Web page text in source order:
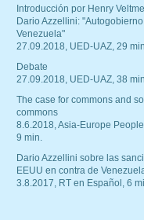
Introducción por Henry
Dario Azzellini:
Venezuela"
27.09.2018, UED-UAZ, 29
Debate
27.09.2018, UED-UAZ, 38
The case for commons and
commons
8.6.2018, Asia-Europe
9 min.
Dario Azzellini sobre las
EEUU en contra de
3.8.2017, RT en Español, 6